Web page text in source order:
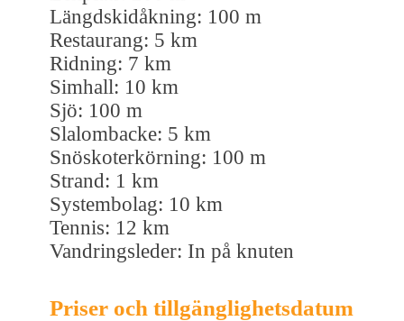
Längdskidåkning: 100 m
Restaurang: 5 km
Ridning: 7 km
Simhall: 10 km
Sjö: 100 m
Slalombacke: 5 km
Snöskoterkörning: 100 m
Strand: 1 km
Systembolag: 10 km
Tennis: 12 km
Vandringsleder: In på knuten
Priser och tillgänglighetsdatum